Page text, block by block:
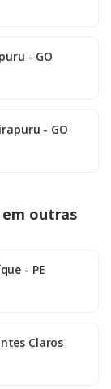
- GO
- GO
outras
- PE
Claros